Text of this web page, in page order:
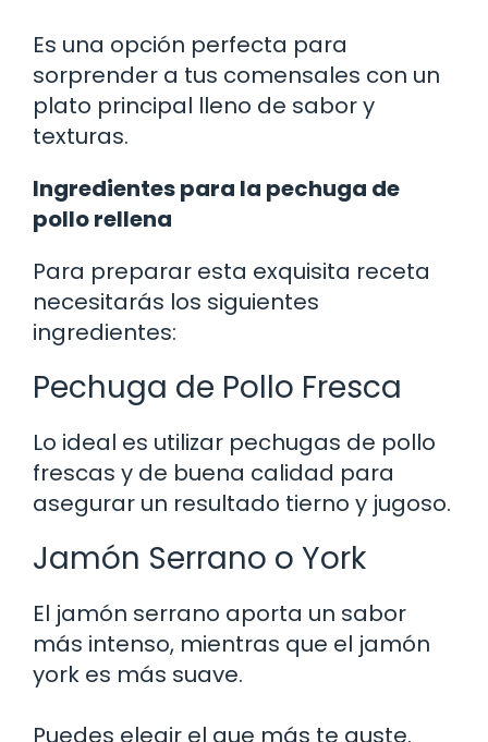
Es una opción perfecta para
sorprender a tus comensales con un
plato principal lleno de sabor y
texturas.
Ingredientes para la pechuga de
pollo rellena
Para preparar esta exquisita receta
necesitarás los siguientes
ingredientes:
Pechuga de Pollo Fresca
Lo ideal es utilizar pechugas de pollo
frescas y de buena calidad para
asegurar un resultado tierno y jugoso.
Jamón Serrano o York
El jamón serrano aporta un sabor
más intenso, mientras que el jamón
york es más suave.
Puedes elegir el que más te guste.